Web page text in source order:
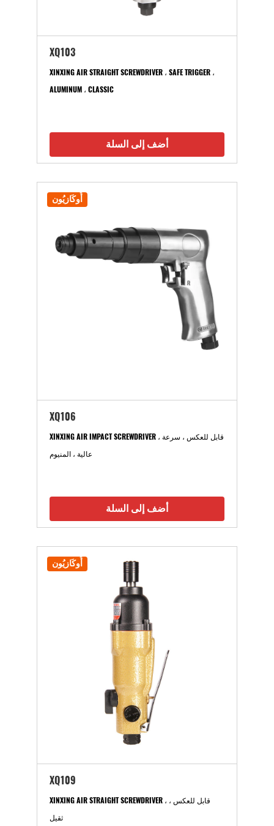
XQ103
XINXING AIR STRAIGHT SCREWDRIVER ، SAFE TRIGGER ،
ALUMINUM ، CLASSIC
أضف إلى السلة
أُوكَازيُون
XQ106
XINXING AIR IMPACT SCREWDRIVER ، قابل للعكس ، سرعة
عالية ، المنيوم
أضف إلى السلة
أُوكَازيُون
XQ109
XINXING AIR STRAIGHT SCREWDRIVER ، قابل للعكس ،
ثقيل